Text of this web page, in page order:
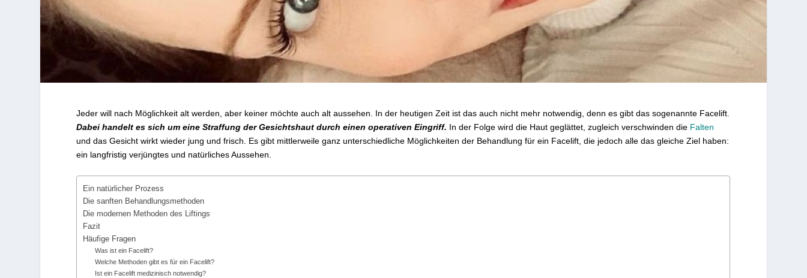
Jeder will nach Möglichkeit alt werden, aber keiner möchte auch alt aussehen. In der heutigen Zeit ist das auch nicht mehr notwendig, denn es gibt das sogenannte Facelift.
Dabei handelt es sich um eine Straffung der Gesichtshaut durch einen operativen Eingriff. In der Folge wird die Haut geglättet, zugleich verschwinden die Falten
und das Gesicht wirkt wieder jung und frisch. Es gibt mittlerweile ganz unterschiedliche Möglichkeiten der Behandlung für ein Facelift, die jedoch alle das gleiche Ziel haben:
ein langfristig verjüngtes und natürliches Aussehen.
Ein natürlicher Prozess
Die sanften Behandlungsmethoden
Die modernen Methoden des Liftings
Fazit
Häufige Fragen
Was ist ein Facelift?
Welche Methoden gibt es für ein Facelift?
Ist ein Facelift medizinisch notwendig?